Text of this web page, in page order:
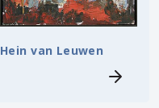
Hein van Leuwen